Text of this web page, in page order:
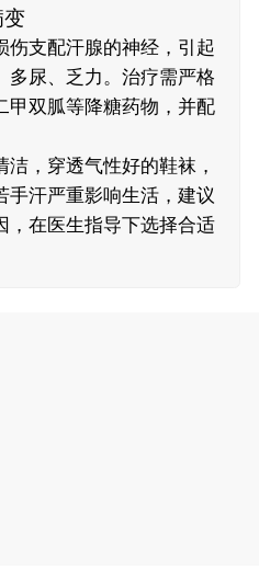
变
伤支配汗腺的神经，引起
多尿、乏力。治疗需严格
甲双胍等降糖药物，并配
洁，穿透气性好的鞋袜，
手汗严重影响生活，建议
，在医生指导下选择合适